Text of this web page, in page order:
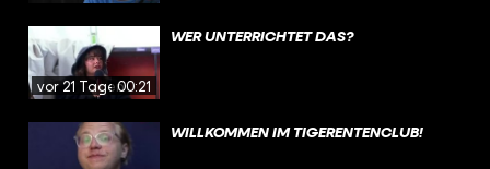
vor 21 Tagen00:21
WER UNTERRICHTET DAS?
WILLKOMMEN IM TIGERENTENCLUB!